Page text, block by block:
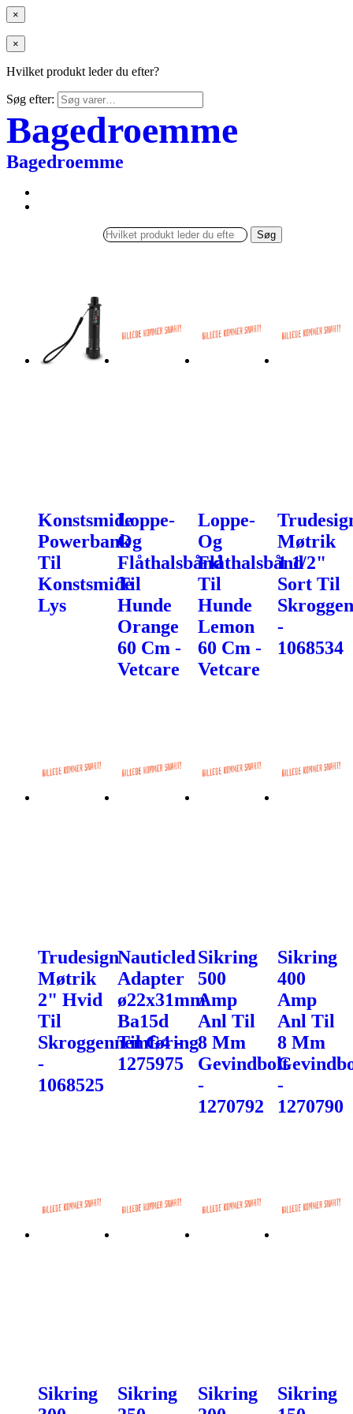
×
×
Hvilket produkt leder du efter?
Søg efter:
Bagedroemme
Bagedroemme
Søg
Konstsmide
Powerbank
Til
Konstsmide
Lys
Loppe-
Og
Flåthalsbånd
Til
Hunde
Orange
60 Cm -
Vetcare
Loppe-
Og
Flåthalsbånd
Til
Hunde
Lemon
60 Cm -
Vetcare
Møtrik
1 1/2"
Sort Til
-
1068534
Trudesign
Møtrik
2" Hvid
Til
Skroggennemføring
-
1068525
Nauticled
Adapter
ø22x31mm
Ba15d
Til G4 -
1275975
Sikring
500
Amp
Anl Til
8 Mm
Gevindbolt
-
1270792
Sikring
400
Amp
Anl Til
8 Mm
-
1270790
Sikring
Sikring
Sikring
Sikring